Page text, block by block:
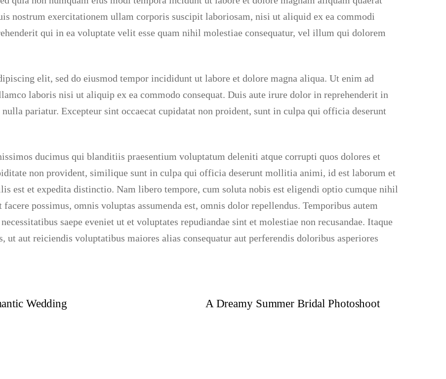
nostrum exercitationem ullam corporis suscipit laboriosam, nisi ut aliquid ex ea commodi
qui in ea voluptate velit esse quam nihil molestiae consequatur, vel illum qui dolorem
elit, sed do eiusmod tempor incididunt ut labore et dolore magna aliqua. Ut enim ad
laboris nisi ut aliquip ex ea commodo consequat. Duis aute irure dolor in reprehenderit in
pariatur. Excepteur sint occaecat cupidatat non proident, sunt in culpa qui officia deserunt
ducimus qui blanditiis praesentium voluptatum deleniti atque corrupti quos dolores et
non provident, similique sunt in culpa qui officia deserunt mollitia animi, id est laborum et
est et expedita distinctio. Nam libero tempore, cum soluta nobis est eligendi optio cumque nihil
possimus, omnis voluptas assumenda est, omnis dolor repellendus. Temporibus autem
saepe eveniet ut et voluptates repudiandae sint et molestiae non recusandae. Itaque
ut aut reiciendis voluptatibus maiores alias consequatur aut perferendis doloribus asperiores
Wedding A Dreamy Summer Bridal Photoshoot